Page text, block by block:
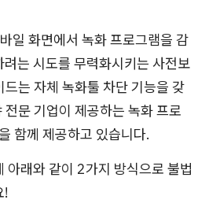
일 화면에서 녹화 프로그램을 감
는 시도를 무력화시키는 사전보
는 자체 녹화툴 차단 기능을 갖
문 기업이 제공하는 녹화 프로
함께 제공하고 있습니다.
아래와 같이 2가지 방식으로 불법
!